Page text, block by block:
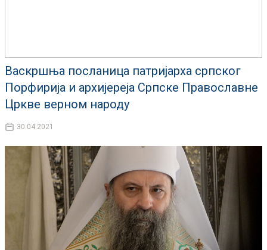
Васкршња посланица патријарха српског
Порфирија и архијереја Српске Православне
Цркве верном народу
30.04.2021